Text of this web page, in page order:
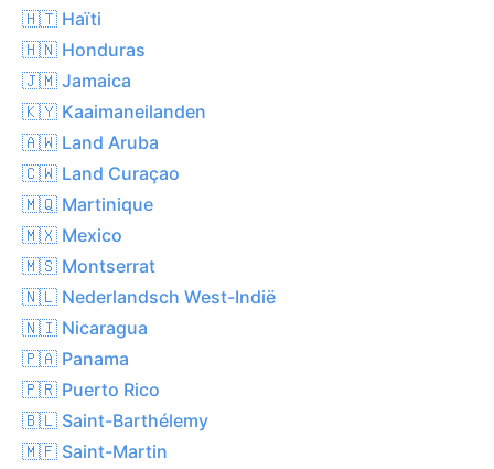
🇭🇹 Haïti
🇭🇳 Honduras
🇯🇲 Jamaica
🇰🇾 Kaaimaneilanden
🇦🇼 Land Aruba
🇨🇼 Land Curaçao
🇲🇶 Martinique
🇲🇽 Mexico
🇲🇸 Montserrat
🇳🇱 Nederlandsch West-Indië
🇳🇮 Nicaragua
🇵🇦 Panama
🇵🇷 Puerto Rico
🇧🇱 Saint-Barthélemy
🇲🇫 Saint-Martin